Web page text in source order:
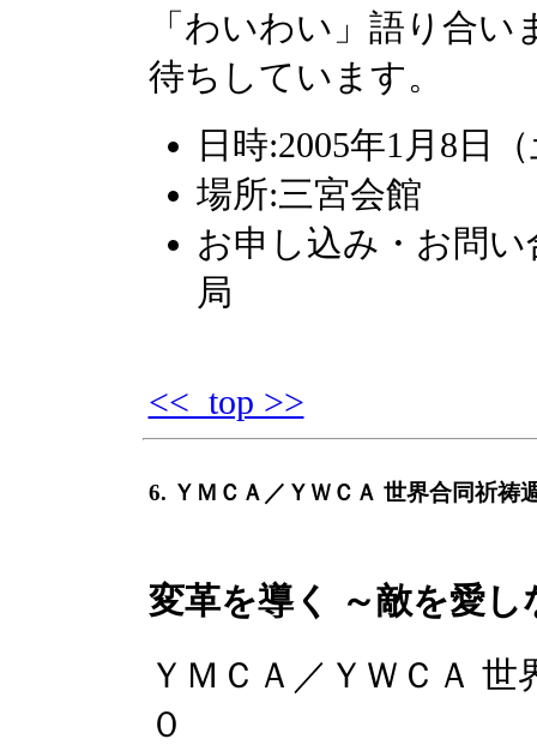
「わいわい」語り合
待ちしています。
日時:2005年1月8日
場所:三宮会館
お申し込み・お問
局
<< top >>
6. ＹＭＣＡ／ＹＷＣＡ 世界合同祈
変革を導く ～敵を愛し
ＹＭＣＡ／ＹＷＣＡ
０